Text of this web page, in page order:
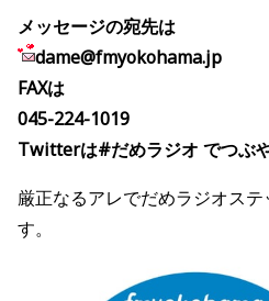
メッセージの宛先は
dame@fmyokohama.jp
FAXは
045-224-1019
Twitterは#だめラジオ でつぶ
厳正なるアレでだめラジオス
す。